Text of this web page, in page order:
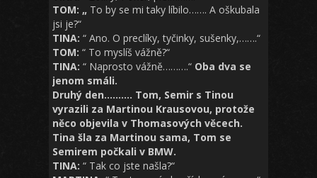
TOM: „ To by se mi taky líbilo……. A oškubala
jsi je?“
TINA: “ Ano. O preclíky, tyčinky, sušenky,…….“
TOM: “ To myslíš vážně?“
TINA: “ Naprosto vážně……….“ Oba dva se
jenom smáli.
Druhý den………. Tom, Semir s Tinou
vyrazili za Martinou Krausovou, protože
něco objevila v Thomasových věcech.
Tina šla za Martinou sama, Tom se
Semirem počkali v BMW.
TINA: “ Tak co jste našla?“